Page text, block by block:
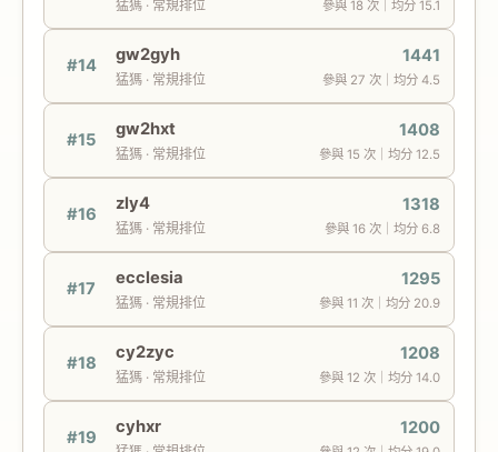
猛獁 · 常規排位 參與 18 次｜均分 15.1
#14
gw2gyh
猛獁 · 常規排位
1441
參與 27 次｜均分 4.5
#15
gw2hxt
猛獁 · 常規排位
1408
參與 15 次｜均分 12.5
#16
zly4
猛獁 · 常規排位
1318
參與 16 次｜均分 6.8
#17
ecclesia
猛獁 · 常規排位
1295
參與 11 次｜均分 20.9
#18
cy2zyc
猛獁 · 常規排位
1208
參與 12 次｜均分 14.0
#19
cyhxr 1200